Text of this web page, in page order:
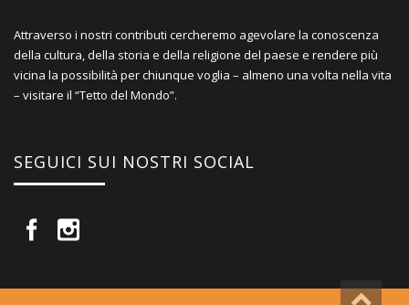
Attraverso i nostri contributi cercheremo agevolare la conoscenza
della cultura, della storia e della religione del paese e rendere più
vicina la possibilità per chiunque voglia – almeno una volta nella vita
– visitare il “Tetto del Mondo”.
SEGUICI SUI NOSTRI SOCIAL